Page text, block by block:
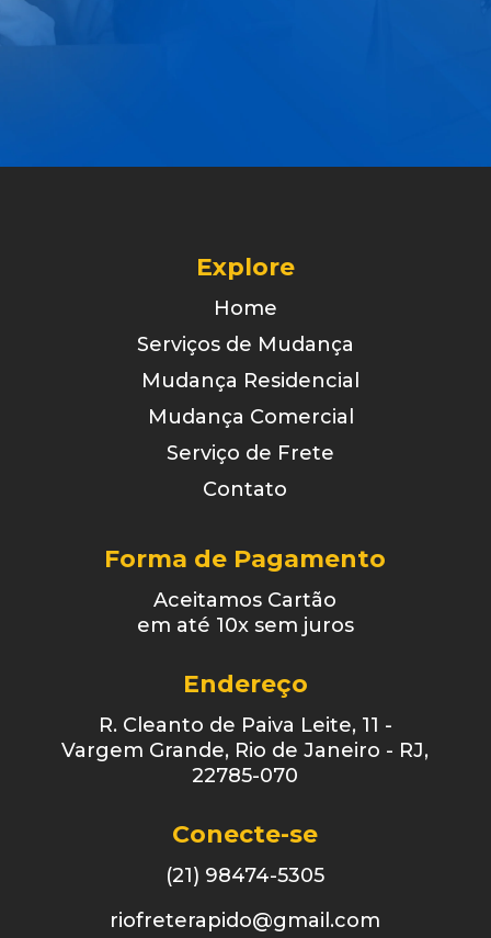
Explore
Home
Serviços de Mudança
Mudança Residencial
Mudança Comercial
Serviço de Frete
Contato
Forma de Pagamento
Aceitamos Cartão
em até 10x sem juros
Endereço
R. Cleanto de Paiva Leite, 11 -
Vargem Grande, Rio de Janeiro - RJ,
22785-070
Conecte-se
(21) 98474-5305
riofreterapido@gmail.com